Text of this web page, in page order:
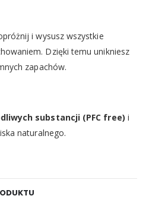
i wysusz wszystkie
Dzięki temu unikniesz
zapachów.
substancji (PFC free) i
naturalnego.